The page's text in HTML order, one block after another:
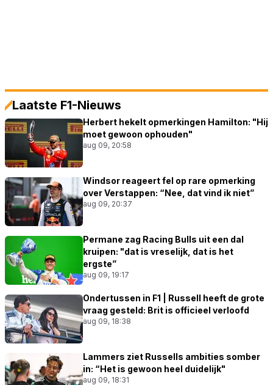
Laatste F1-Nieuws
Herbert hekelt opmerkingen Hamilton: "Hij
moet gewoon ophouden"
aug 09, 20:58
Windsor reageert fel op rare opmerking
over Verstappen: “Nee, dat vind ik niet”
aug 09, 20:37
Permane zag Racing Bulls uit een dal
kruipen: "dat is vreselijk, dat is het
ergste”
aug 09, 19:17
Ondertussen in F1 | Russell heeft de grote
vraag gesteld: Brit is officieel verloofd
aug 09, 18:38
Lammers ziet Russells ambities somber
in: “Het is gewoon heel duidelijk"
aug 09, 18:31